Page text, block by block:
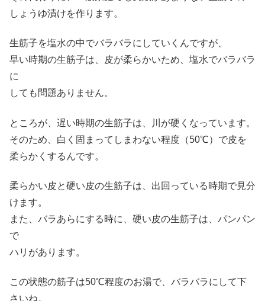
しょうゆ漬けを作ります。
生筋子を塩水の中でバラバラにしていくんですが、
早い時期の生筋子は、皮が柔らかいため、塩水でバラバラ
に
しても問題ありません。
ところが、遅い時期の生筋子は、川が硬くなっています。
そのため、白く固まってしまわない程度（50℃）で皮を
柔らかくするんです。
柔らかい皮と硬い皮の生筋子は、出回っている時期で見分
けます。
また、バラあらにする時に、硬い皮の生筋子は、パンパン
で
ハリがあります。
この状態の筋子は50℃程度のお湯で、バラバラにして下
さいね。